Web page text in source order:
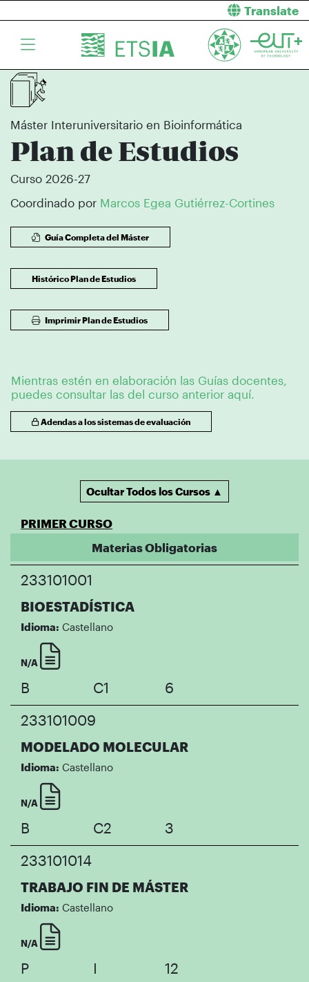
Translate
Máster Interuniversitario en Bioinformática
Plan de Estudios
Curso 2026-27
Coordinado por Marcos Egea Gutiérrez-Cortines
Guía Completa del Máster
Histórico Plan de Estudios
Imprimir Plan de Estudios
Mientras estén en elaboración las Guías docentes,
puedes consultar las del curso anterior aquí.
Adendas a los sistemas de evaluación
Ocultar Todos los Cursos ▲
PRIMER CURSO
Materias Obligatorias
233101001
BIOESTADÍSTICA
Idioma: Castellano
N/A
B C1
6
233101009
MODELADO MOLECULAR
Idioma: Castellano
N/A
B C2
3
233101014
TRABAJO FIN DE MÁSTER
Idioma: Castellano
N/A
P I
12